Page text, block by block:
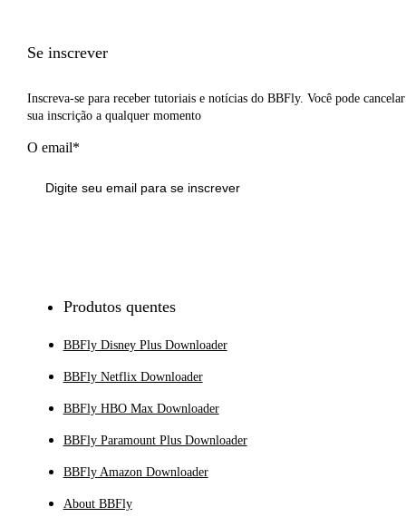
Se inscrever
Inscreva-se para receber tutoriais e notícias do BBFly. Você pode cancelar
sua inscrição a qualquer momento
O email*
Produtos quentes
BBFly Disney Plus Downloader
BBFly Netflix Downloader
BBFly HBO Max Downloader
BBFly Paramount Plus Downloader
BBFly Amazon Downloader
About BBFly